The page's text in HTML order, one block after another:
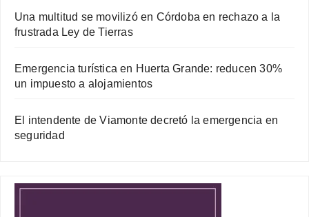
Una multitud se movilizó en Córdoba en rechazo a la
frustrada Ley de Tierras
Emergencia turística en Huerta Grande: reducen 30%
un impuesto a alojamientos
El intendente de Viamonte decretó la emergencia en
seguridad